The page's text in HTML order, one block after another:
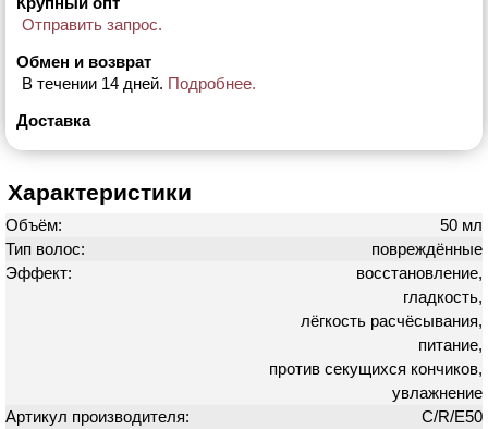
Отправить запрос.
Обмен и возврат
В течении 14 дней. Подробнее.
Доставка
Характеристики
Объём:
50 мл
Тип волос:
повреждённые
Эффект:
восстановление,
гладкость,
лёгкость расчёсывания,
питание,
против секущихся кончиков,
увлажнение
Артикул производителя:
C/R/E50